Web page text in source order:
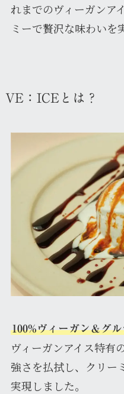
れまでのヴィーガンア
ミーで贅沢な味わいを
VE：ICEとは？
100%ヴィーガン＆グ
ヴィーガンアイス特有
強さを払拭し、クリー
実現しました。